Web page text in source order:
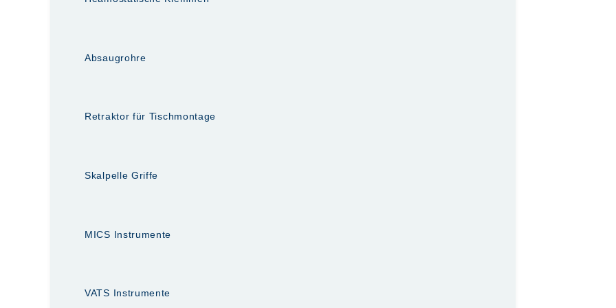
Absaugrohre
Retraktor für Tischmontage
Skalpelle Griffe
MICS Instrumente
VATS Instrumente